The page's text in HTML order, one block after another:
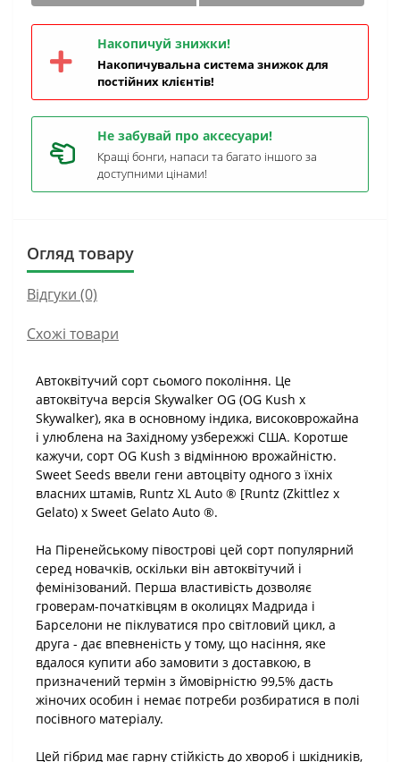
Накопичуй знижки!
Накопичувальна система знижок для
постійних клієнтів!
Не забувай про аксесуари!
Кращі бонги, напаси та багато іншого за
доступними цінами!
Огляд товару
Відгуки (0)
Схожі товари
Автоквітучий сорт сьомого покоління. Це
автоквітуча версія Skywalker OG (OG Kush x
Skywalker), яка в основному індика, високоврожайна
і улюблена на Західному узбережжі США. Коротше
кажучи, сорт OG Kush з відмінною врожайністю.
Sweet Seeds ввели гени автоцвіту одного з їхніх
власних штамів, Runtz XL Auto ® [Runtz (Zkittlez x
Gelato) x Sweet Gelato Auto ®.
На Піренейському півострові цей сорт популярний
серед новачків, оскільки він автоквітучий і
фемінізований. Перша властивість дозволяє
гроверам-початківцям в околицях Мадрида і
Барселони не піклуватися про світловий цикл, а
друга - дає впевненість у тому, що насіння, яке
вдалося купити або замовити з доставкою, в
призначений термін з ймовірністю 99,5% дасть
жіночих особин і немає потреби розбиратися в полі
посівного матеріалу.
Цей гібрид має гарну стійкість до хвороб і шкідників,